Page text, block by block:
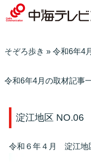
そぞろ歩き » 令和6年4月
令和6年4月の取材記事
淀江地区 NO.06
令和６年４月 淀江地